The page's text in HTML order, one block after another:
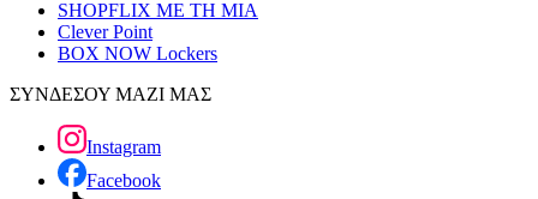
SHOPFLIX ΜΕ ΤΗ ΜΙΑ
Clever Point
BOX NOW Lockers
ΣΥΝΔΕΣΟΥ ΜΑΖΙ ΜΑΣ
Instagram
Facebook